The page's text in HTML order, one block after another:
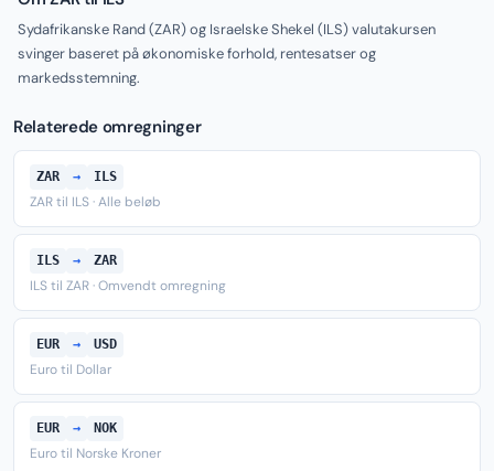
Sydafrikanske Rand (ZAR) og Israelske Shekel (ILS) valutakursen
svinger baseret på økonomiske forhold, rentesatser og
markedsstemning.
Relaterede omregninger
ZAR → ILS
ZAR til ILS · Alle beløb
ILS → ZAR
ILS til ZAR · Omvendt omregning
EUR → USD
Euro til Dollar
EUR → NOK
Euro til Norske Kroner